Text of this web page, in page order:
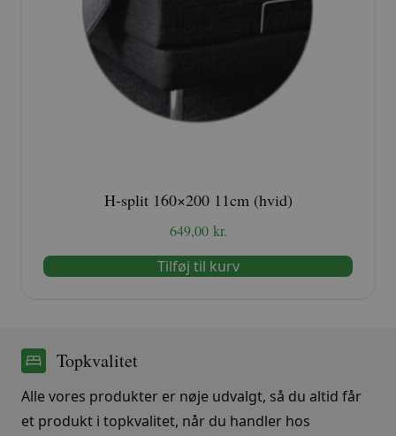
H-split 160×200 11cm (hvid)
649,00 kr.
Tilføj til kurv
Topkvalitet
Alle vores produkter er nøje udvalgt, så du altid får
et produkt i topkvalitet, når du handler hos